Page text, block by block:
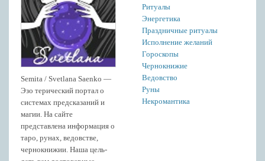
Semita / Svetlana Saenko —
Эзо терический портал о
системах предсказаний и
магии. На сайте
представлена информация о
таро, рунах, ведовстве,
чернокнижии. Наша цель-
Ритуалы
Энергетика
Праздничные ритуалы
Исполнение желаний
Гороскопы
Чернокнижие
Ведовство
Руны
Некромантика